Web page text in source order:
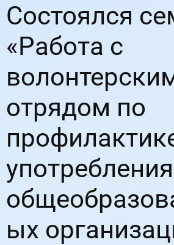
Состоялся
«Работа с
отрядом по
ых